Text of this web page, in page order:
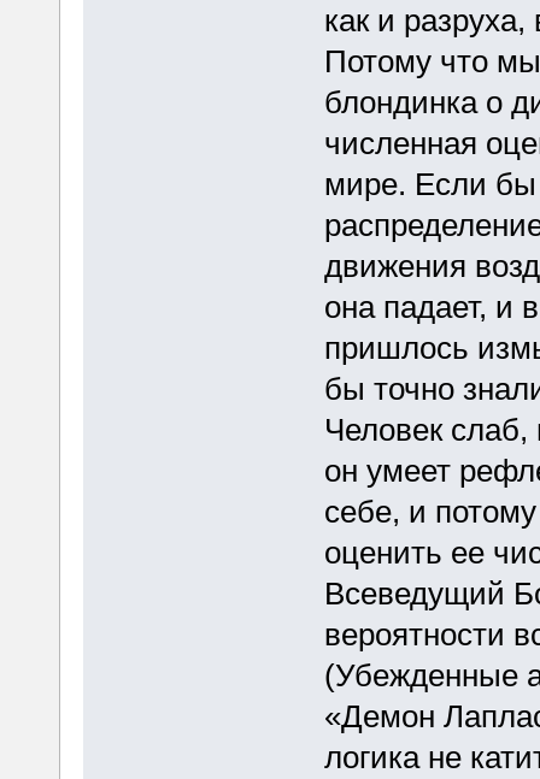
как и
Потому что
блондинка о
численная
мире. Если бы
движения
она падает, и
пришлось
бы точно
Человек слаб,
он умеет
себе, и
оценить ее
Всеведущий
вероятности
(Убежденные
«Демон
логика не